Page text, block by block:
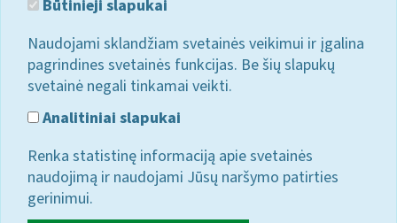
Būtinieji slapukai
Naudojami sklandžiam svetainės veikimui ir įgalina
pagrindines svetainės funkcijas. Be šių slapukų
svetainė negali tinkamai veikti.
Analitiniai slapukai
Renka statistinę informaciją apie svetainės
naudojimą ir naudojami Jūsų naršymo patirties
gerinimui.